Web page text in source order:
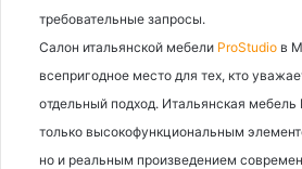
требовательные запросы.
Салон итальянской мебели ProStudio в
всепригодное место для тех, кто
отдельный подход. Итальянская мебель
только высокофункциональным
но и реальным произведением